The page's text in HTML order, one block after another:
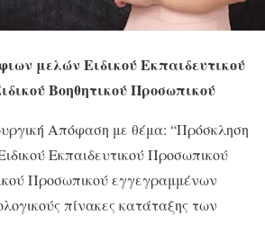
μελών Ειδικού Εκπαιδευτικού
Βοηθητικού Προσωπικού
Απόφαση με θέμα: “Πρόσκληση
Εκπαιδευτικού Προσωπικού
Προσωπικού εγγεγραμμένων
πίνακες κατάταξης των